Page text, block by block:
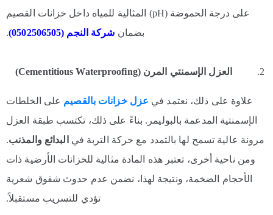
على درجة الحموضة (pH) المثالية للمياه داخل خزانات القصيم
بضمان شركة النجم (0502506505) .
العزل الإسمنتي المرن (Cementitious Waterproofing)
علاوة على ذلك، نعتمد في عزل خزانات بالقصيم على الخلطات
الإسمنتية المدعمة بالبوليمر. بناءً على ذلك، تكتسب طبقة العزل
مرونة عالية تسمح لها بالتمدد مع حركة التربة في
البدائع والمذنب.
ومن ناحية أخرى، تعتبر هذه المادة مثالية للخزانات الأرضية ذات
الأحجام الضخمة، ونتيجة لهذا، نضمن عدم حدوث شقوق شعرية
تؤدي للتسريب مستقبلاً.